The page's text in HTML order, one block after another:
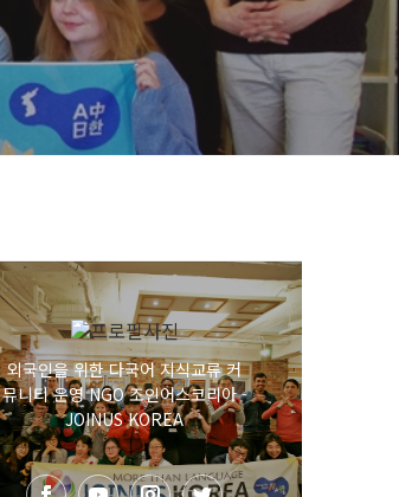
외국인을 위한 다국어 지식교류 커
뮤니티 운영 NGO 조인어스코리아 -
JOINUS KOREA